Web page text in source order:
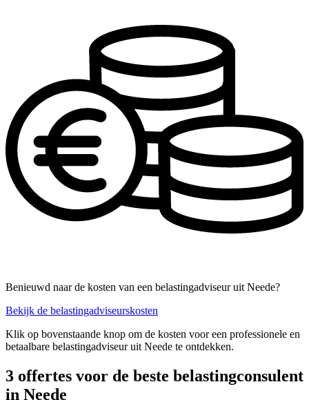
Benieuwd naar de kosten van een belastingadviseur uit Neede?
Bekijk de belastingadviseurskosten
Klik op bovenstaande knop om de kosten voor een professionele en
betaalbare belastingadviseur uit Neede te ontdekken.
3 offertes voor de beste belastingconsulent
in Neede